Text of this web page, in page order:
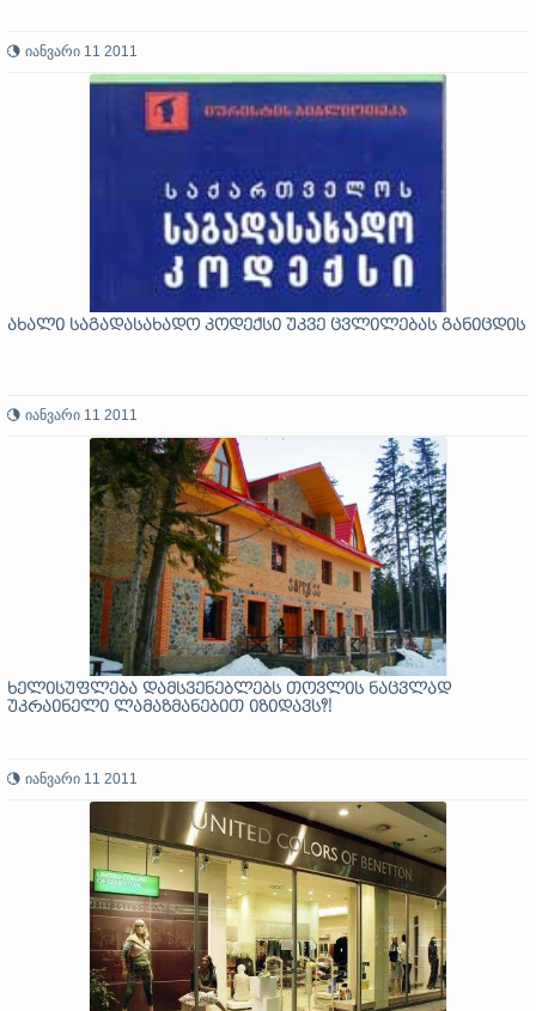
იანვარი 11 2011
ახალი საგადასახადო კოდექსი უკვე ცვლილებას განიცდის
იანვარი 11 2011
ხელისუფლება დამსვენებლებს თოვლის ნაცვლად
უკრაინელი ლამაზმანებით იზიდავს?!
იანვარი 11 2011